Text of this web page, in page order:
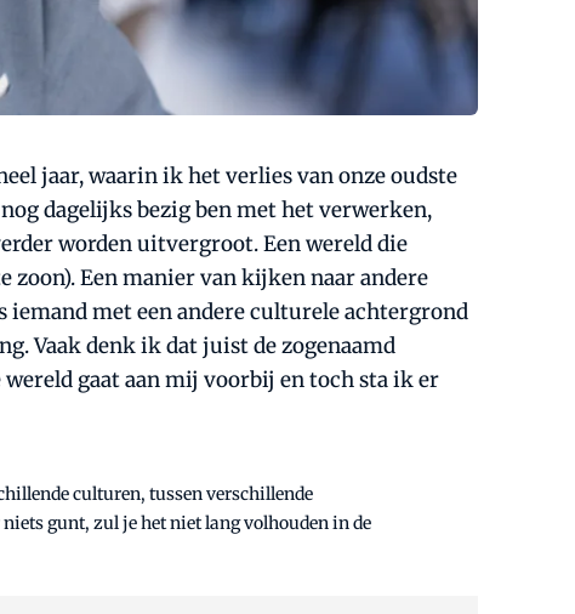
jaar, waarin ik het verlies van onze oudste
dagelijks bezig ben met het verwerken,
worden uitvergroot. Een wereld die
Een manier van kijken naar andere
iemand met een andere culturele achtergrond
Vaak denk ik dat juist de zogenaamd
wereld gaat aan mij voorbij en toch sta ik er
culturen, tussen verschillende
gunt, zul je het niet lang volhouden in de